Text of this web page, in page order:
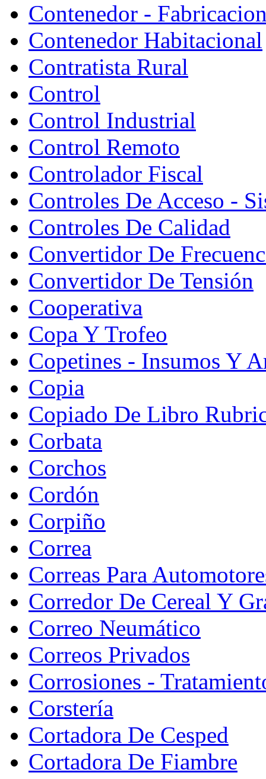
Contenedor -
Contenedor Habitacional
Contratista Rural
Control
Control Industrial
Control Remoto
Controlador Fiscal
Controles De Acceso -
Controles De Calidad
Convertidor De
Convertidor De Tensión
Cooperativa
Copa Y Trofeo
Copetines - Insumos Y
Copia
Copiado De Libro
Corbata
Corchos
Cordón
Corpiño
Correa
Correas Para
Corredor De Cereal Y
Correo Neumático
Correos Privados
Corrosiones -
Corstería
Cortadora De Cesped
Cortadora De Fiambre